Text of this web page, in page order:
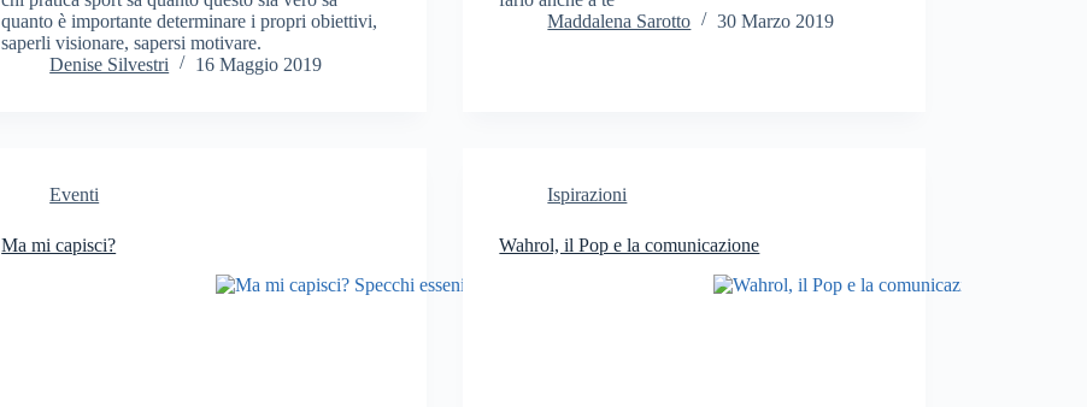
quanto è importante determinare i propri obiettivi,
saperli visionare, sapersi motivare.
Denise Silvestri
16 Maggio 2019
Maddalena Sarotto
30 Marzo 2019
Eventi
Ma mi capisci?
Ispirazioni
Wahrol, il Pop e la comunicazione